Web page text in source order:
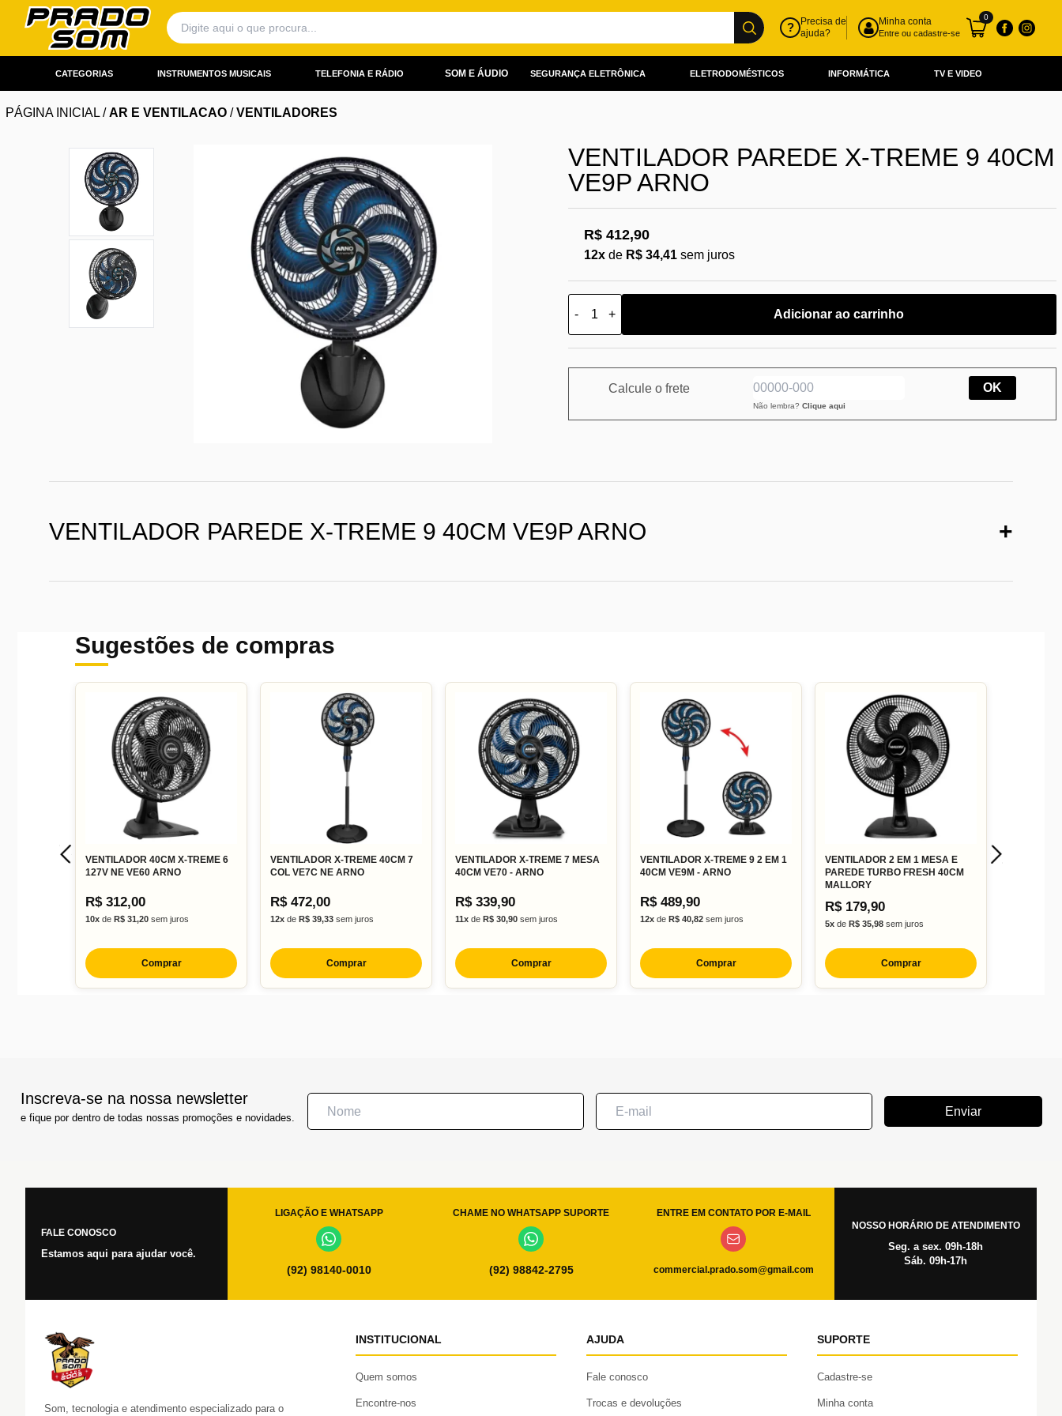
?
Precisa de
ajuda?
Minha conta
Entre ou cadastre-se
0
CATEGORIAS INSTRUMENTOS MUSICAIS TELEFONIA E RÁDIO SOM E ÁUDIO SEGURANÇA ELETRÔNICA ELETRODOMÉSTICOS INFORMÁTICA TV E VIDEO
PÁGINA INICIAL /AR E VENTILACAO /VENTILADORES
VENTILADOR PAREDE X-TREME 9 40CM
VE9P ARNO
R$ 412,90
12xde R$ 34,41sem juros
- + Adicionar ao carrinho
Calcule o frete
Não lembra?Clique aqui
OK
VENTILADOR PAREDE X-TREME 9 40CM VE9P ARNO +
Sugestões de compras
VENTILADOR 40CM X-TREME 6
127V NE VE60 ARNO
R$ 312,00
10x de R$ 31,20 sem juros
Comprar
VENTILADOR X-TREME 40CM 7
COL VE7C NE ARNO
R$ 472,00
12x de R$ 39,33 sem juros
Comprar
VENTILADOR X-TREME 7 MESA
40CM VE70 - ARNO
R$ 339,90
11x de R$ 30,90 sem juros
Comprar
VENTILADOR X-TREME 9 2 EM 1
40CM VE9M - ARNO
R$ 489,90
12x de R$ 40,82 sem juros
Comprar
VENTILADOR 2 EM 1 MESA E
PAREDE TURBO FRESH 40CM
MALLORY
R$ 179,90
5x de R$ 35,98 sem juros
Comprar
Inscreva-se na nossa newsletter
e fique por dentro de todas nossas promoções e novidades. Enviar
FALE CONOSCO
Estamos aqui para ajudar você.
LIGAÇÃO E WHATSAPP
(92) 98140-0010
CHAME NO WHATSAPP SUPORTE
(92) 98842-2795
ENTRE EM CONTATO POR E-MAIL
commercial.prado.som@gmail.com
NOSSO HORÁRIO DE ATENDIMENTO
Seg. a sex. 09h-18h
Sáb. 09h-17h
Som, tecnologia e atendimento especializado para o
INSTITUCIONAL
Quem somos
Encontre-nos
AJUDA
Fale conosco
Trocas e devoluções
SUPORTE
Cadastre-se
Minha conta